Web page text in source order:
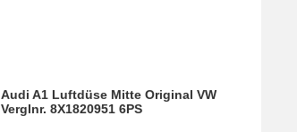
Audi A1 Luftdüse Mitte Original VW
Verglnr. 8X1820951 6PS